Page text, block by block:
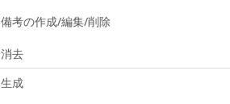
備考の作成/編集/削除
消去
生成